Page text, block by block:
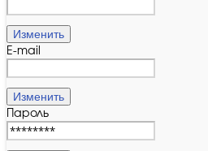
Изменить
E-mail
Изменить
Пароль